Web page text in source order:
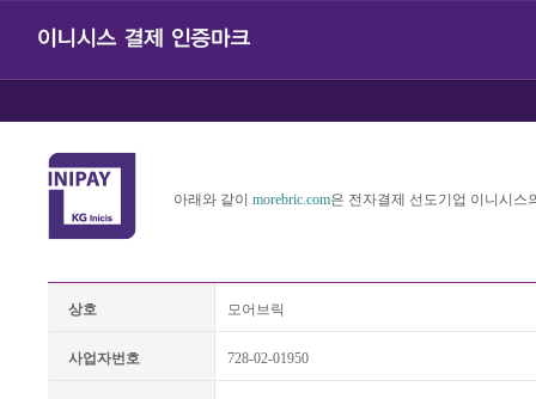
아래와 같이 morebric.com은 전자결제 선도기업 이니시스
상호 모어브릭
사업자번호 728-02-01950